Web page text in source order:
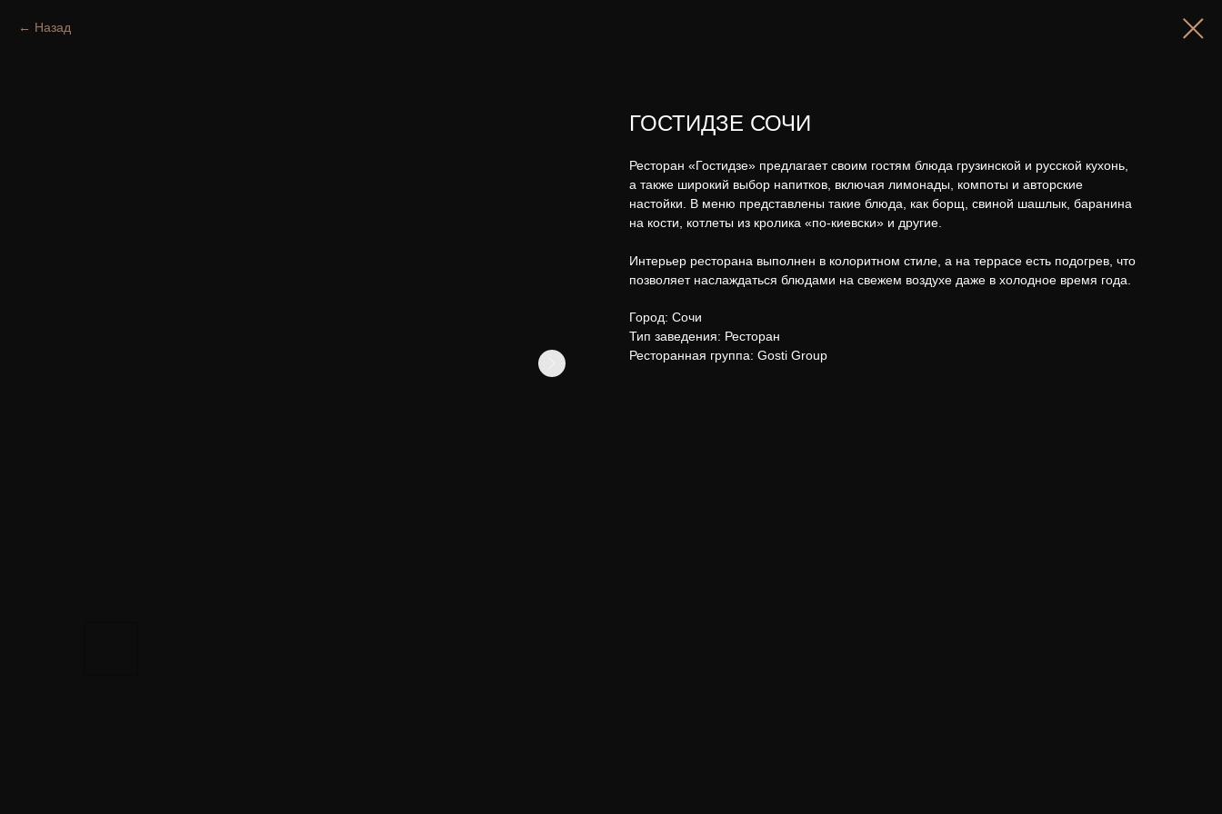
Назад
ГОСТИДЗЕ СОЧИ
Ресторан «Гостидзе» предлагает своим гостям блюда грузинской и русской кухонь,
а также широкий выбор напитков, включая лимонады, компоты и авторские
настойки. В меню представлены такие блюда, как борщ, свиной шашлык, баранина
на кости, котлеты из кролика «по-киевски» и другие.
Интерьер ресторана выполнен в колоритном стиле, а на террасе есть подогрев, что
позволяет наслаждаться блюдами на свежем воздухе даже в холодное время года.
Город: Сочи
Тип заведения: Ресторан
Ресторанная группа: Gosti Group